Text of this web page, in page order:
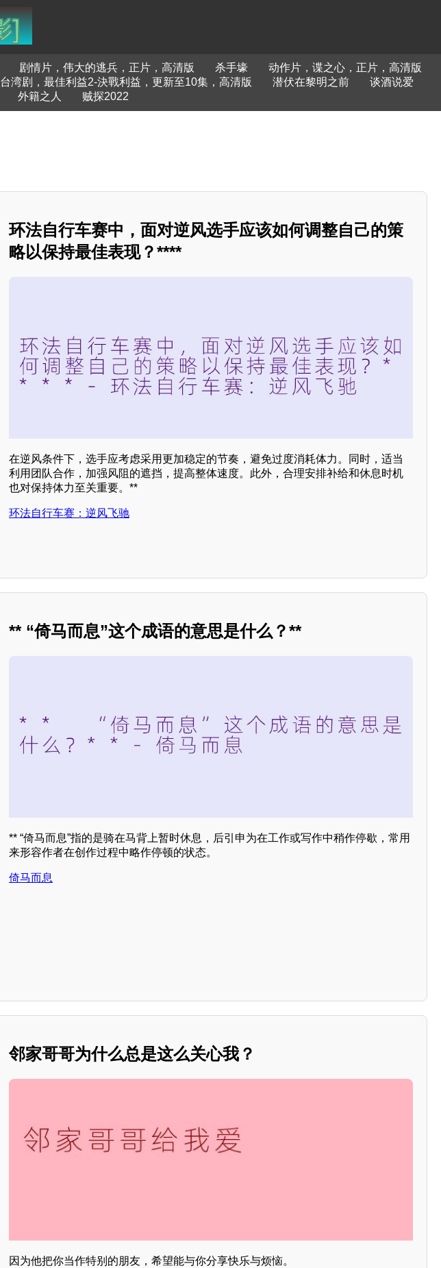
剧情片，伟大的逃兵，正片，高清版 杀手壕
动作片，谍之心，正片，高清版
台湾剧，最佳利益2-決戰利益，更新至10集，高清版 潜伏在黎明之前
谈酒说爱
外籍之人 贼探2022
环法自行车赛中，面对逆风选手应该如何调整自己的策
略以保持最佳表现？****
在逆风条件下，选手应考虑采用更加稳定的节奏，避免过度消耗体力。同时，适当
利用团队合作，加强风阻的遮挡，提高整体速度。此外，合理安排补给和休息时机
也对保持体力至关重要。**
环法自行车赛：逆风飞驰
** “倚马而息”这个成语的意思是什么？**
** “倚马而息”指的是骑在马背上暂时休息，后引申为在工作或写作中稍作停歇，常用
来形容作者在创作过程中略作停顿的状态。
倚马而息
邻家哥哥为什么总是这么关心我？
因为他把你当作特别的朋友，希望能与你分享快乐与烦恼。